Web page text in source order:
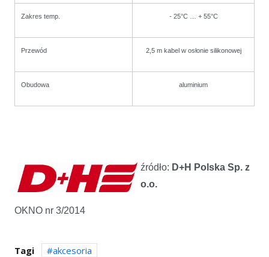
Zakres temp. - 25°C … + 55°C
Przewód 2,5 m kabel w osłonie silikonowej
Obudowa aluminium
źródło: D+H Polska Sp. z
o.o.
OKNO nr 3/2014
Tagi akcesoria